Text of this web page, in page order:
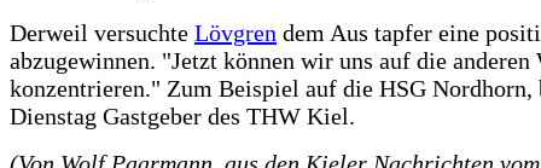
Derweil versuchte Lövgren dem Aus tapfer eine
abzugewinnen. "Jetzt können wir uns auf die anderen
konzentrieren." Zum Beispiel auf die HSG Nordhorn,
Dienstag Gastgeber des THW Kiel.